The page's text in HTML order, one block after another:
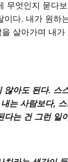
무엇인지 묻다
다. 내가 원하
살아가며 내
아도 된다. 스
는 사람보다,
다는 건 그런 일